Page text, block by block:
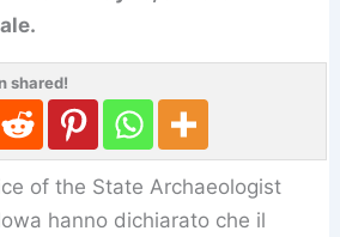
shared!
of the State Archaeologist
hanno dichiarato che il